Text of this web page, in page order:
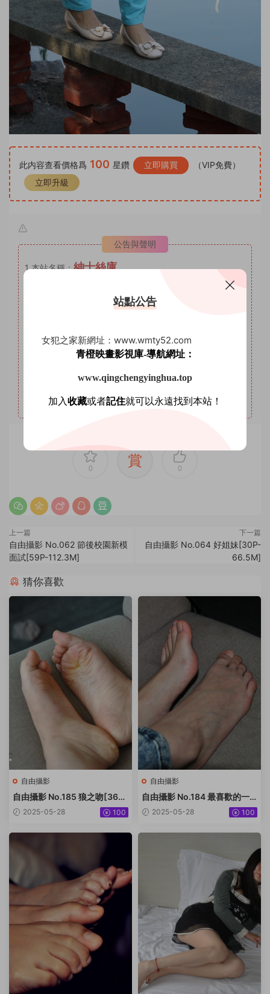
此内容查看價格爲 100 星鑽 立即購買
（VIP免費）
立即升級
公告與聲明
1本站名稱：紳士絲庫
本站月VIP權限：套圖系列，月VIP可自助補差價升級爲年
本站年VIP權限：套圖系列、AI明星系列。
本站永久VIP權限：套圖系列、AI明星系列、微密圈。
VIP優勢量大管飽。(注意：注冊登陸後在個人中心充值星鑽
會有贈送優惠，圖省事免登錄可忽略優惠。)
0 賞 0
上一篇
自由攝影 No.062 節後校園新模
面試[59P-112.3M]
下一篇
自由攝影 No.064 好姐妹[30P-
66.5M]
猜你喜歡
自由攝影
自由攝影 No.185 狼之吻[36P-
18.3M]
2025-05-28 100
自由攝影
自由攝影 No.184 最喜歡的一
雙玉足[105P-243.8M]
2025-05-28 100
站點公告
女犯之家新網址：www.wmty52.com
青橙映畫影視庫-導航網址：
www.qingchengyinghua.top
加入收藏或者記住就可以永遠找到本站！